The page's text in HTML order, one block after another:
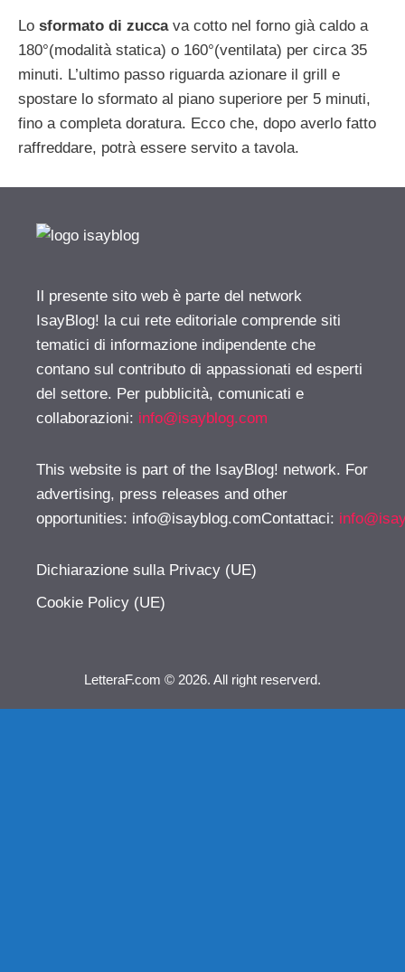
Lo sformato di zuccava cotto nel forno già caldo a
180°(modalità statica) o 160°(ventilata) per circa 35
minuti. L’ultimo passo riguarda azionare il grill e
spostare lo sformato al piano superiore per 5 minuti,
fino a completa doratura. Ecco che, dopo averlo fatto
raffreddare, potrà essere servito a tavola.
Il presente sito web è parte del network
IsayBlog! la cui rete editoriale comprende siti
tematici di informazione indipendente che
contano sul contributo di appassionati ed esperti
del settore. Per pubblicità, comunicati e
collaborazioni: info@isayblog.com
This website is part of the IsayBlog! network. For
advertising, press releases and other
opportunities: info@isayblog.comContattaci:
Dichiarazione sulla Privacy (UE)
Cookie Policy (UE)
LetteraF.com © 2026. All right reserverd.